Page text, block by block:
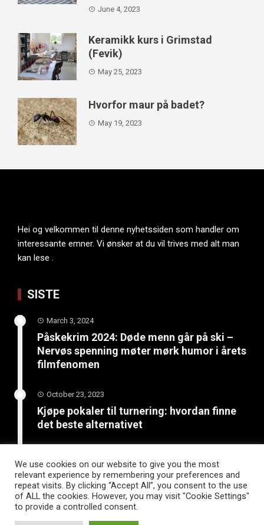
June 4, 2023
Keramikk kurs i Grimstad
(Fevik)
May 25, 2023
Hvorfor maur på badet?
May 19, 2023
Hei og velkommen til denne nyhetssiden som handler om
interessante emner. Vi ønsker at du vil trives med alt man
kan lese .
SISTE
March 3, 2024
Påskekrim 2024: Døde menn går på ski –
Nervøs spenning møter mørk humor i årets
filmfenomen
October 23, 2023
Kjøpe pokaler til turnering: hvordan finne
det beste alternativet
Bli kreativ: 5 kunst- og
håndverksprosjekter for sommerferien
We use cookies on our website to give you the most
relevant experience by remembering your preferences and
repeat visits. By clicking “Accept All”, you consent to the use
of ALL the cookies. However, you may visit "Cookie Settings"
to provide a controlled consent.